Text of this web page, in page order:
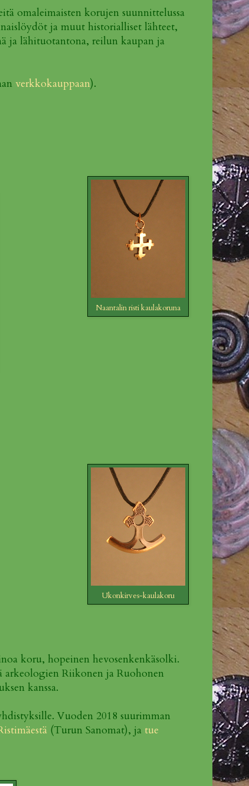
omaleimaisten korujen suunnittelussa
ja muut historialliset lähteet,
ja lähituotantona, reilun kaupan ja
verkkokauppaan).
Naantalin risti kaulakoruna
Ukonkirves-kaulakoru
koru, hopeinen hevosenkenkäsolki.
arkeologien Riikonen ja Ruohonen
kanssa.
Vuoden 2018 suurimman
(Turun Sanomat), ja tue